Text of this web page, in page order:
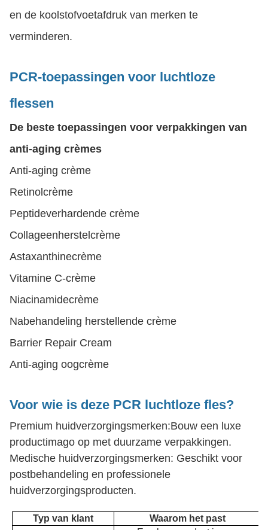
en de koolstofvoetafdruk van merken te
verminderen.
PCR-toepassingen voor luchtloze
flessen
De beste toepassingen voor verpakkingen van
anti-aging crèmes
Anti-aging crème
Retinolcrème
Peptideverhardende crème
Collageenherstelcrème
Astaxanthinecrème
Vitamine C-crème
Niacinamidecrème
Nabehandeling herstellende crème
Barrier Repair Cream
Anti-aging oogcrème
Voor wie is deze PCR luchtloze fles?
Premium huidverzorgingsmerken:Bouw een luxe
productimago op met duurzame verpakkingen.
Medische huidverzorgingsmerken: Geschikt voor
postbehandeling en professionele
huidverzorgingsproducten.
Typ van klant
Waarom het past